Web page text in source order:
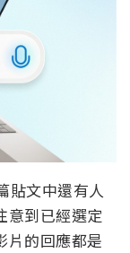
貼文中還有人
意到已經選定
片的回應都是